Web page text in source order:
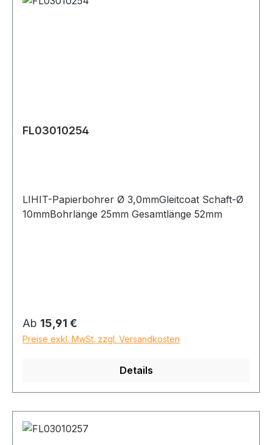
FL03010254
LIHIT-Papierbohrer Ø 3,0mmGleitcoat Schaft-Ø
10mmBohrlänge 25mm Gesamtlänge 52mm
Regulärer Preis:
Ab 15,91 €
Preise exkl. MwSt. zzgl. Versandkosten
Details